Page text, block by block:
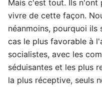
Mais c'est tout. Ils n'ont
vivre de cette façon.
néanmoins, pourquoi
cas le plus favorable à
socialistes, avec les
séduisantes et les plus
la plus réceptive, seuls